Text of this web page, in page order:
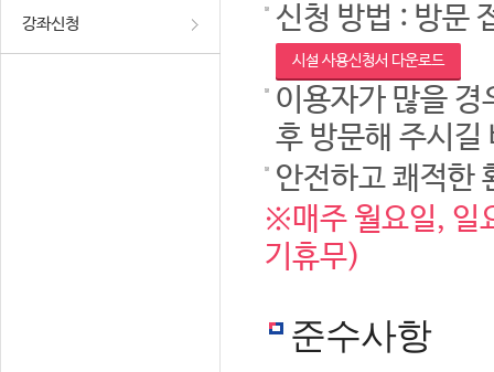
강좌신청
신청 방법 : 방문
시설 사용신청서 다운로드
이용자가 많을 경
후 방문해 주시길
안전하고 쾌적한
※매주 월요일, 일
기휴무)
준수사항